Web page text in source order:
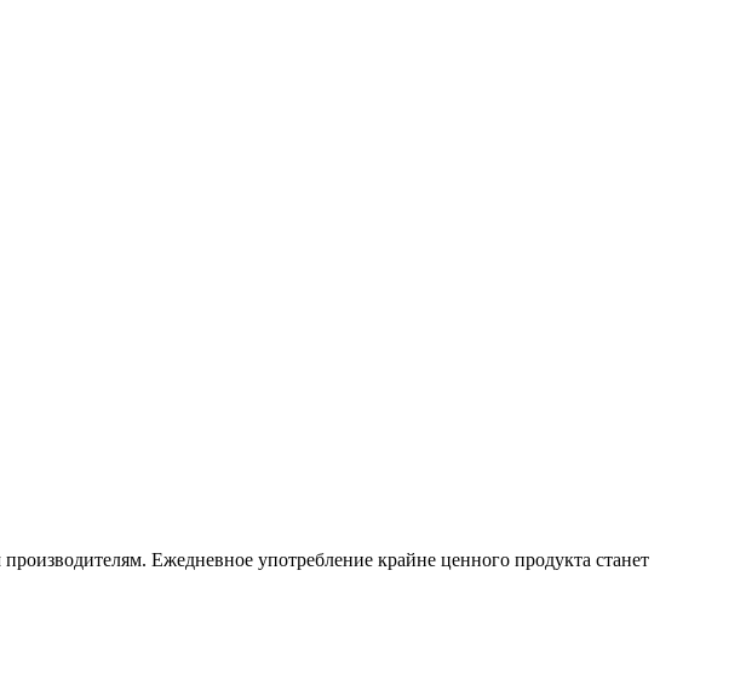
Ежедневное употребление крайне ценного продукта станет